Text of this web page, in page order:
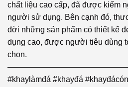
chất liệu cao cấp, đã được kiểm
người sử dụng. Bên cạnh đó,
đời những sản phẩm có thiết kế
dụng cao, được người tiêu dùng
chọn.
#khaylàmđá #khayđá